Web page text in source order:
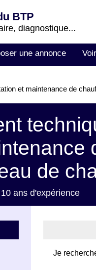
BTP
diagnostique...
une annonce
et maintenance de
de
ans d'expérience
Je